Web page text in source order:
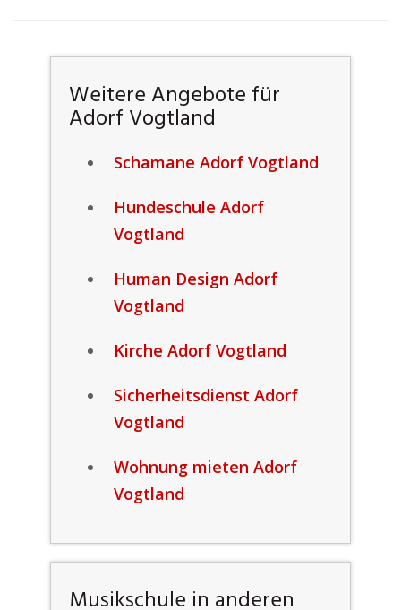
Weitere Angebote für
Adorf Vogtland
Schamane Adorf Vogtland
Hundeschule Adorf
Vogtland
Human Design Adorf
Vogtland
Kirche Adorf Vogtland
Sicherheitsdienst Adorf
Vogtland
Wohnung mieten Adorf
Vogtland
Musikschule in anderen